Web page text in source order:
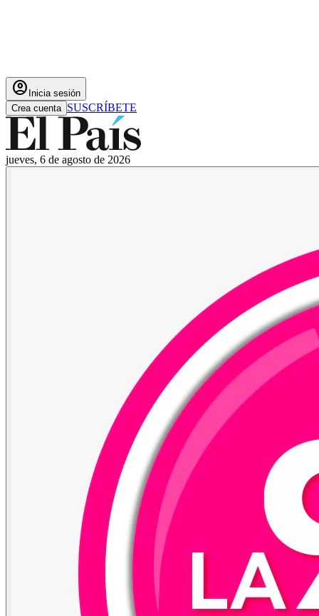
account_circle Inicia sesión
Crea cuenta SUSCRÍBETE
jueves, 6 de agosto de 2026